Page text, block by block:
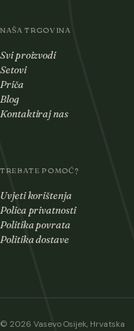
NAŠA TRGOVINA
Svi proizvodi
Setovi
Priča
Blog
Kontaktiraj nas
TREBATE POMOĆ?
Uvjeti korištenja
Polica privatnosti
Politika povrata
Politika dostave
© 2026 Vasevo·Osijek, Hrvatska